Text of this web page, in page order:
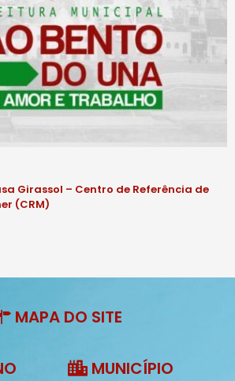
Girassol – Centro de Referência de
(CRM)
MAPA DO SITE
MUNICÍPIO